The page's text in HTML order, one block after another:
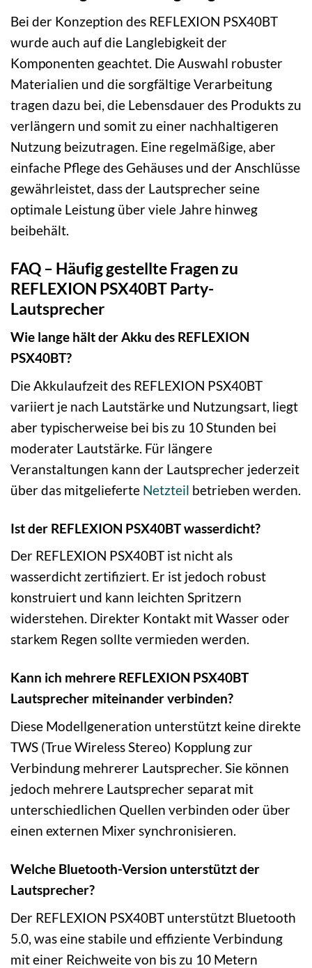
Bei der Konzeption des REFLEXION PSX40BT
wurde auch auf die Langlebigkeit der
Komponenten geachtet. Die Auswahl robuster
Materialien und die sorgfältige Verarbeitung
tragen dazu bei, die Lebensdauer des Produkts zu
verlängern und somit zu einer nachhaltigeren
Nutzung beizutragen. Eine regelmäßige, aber
einfache Pflege des Gehäuses und der Anschlüsse
gewährleistet, dass der Lautsprecher seine
optimale Leistung über viele Jahre hinweg
beibehält.
FAQ – Häufig gestellte Fragen zu
REFLEXION PSX40BT Party-
Lautsprecher
Wie lange hält der Akku des REFLEXION
PSX40BT?
Die Akkulaufzeit des REFLEXION PSX40BT
variiert je nach Lautstärke und Nutzungsart, liegt
aber typischerweise bei bis zu 10 Stunden bei
moderater Lautstärke. Für längere
Veranstaltungen kann der Lautsprecher jederzeit
über das mitgelieferte Netzteil betrieben werden.
Ist der REFLEXION PSX40BT wasserdicht?
Der REFLEXION PSX40BT ist nicht als
wasserdicht zertifiziert. Er ist jedoch robust
konstruiert und kann leichten Spritzern
widerstehen. Direkter Kontakt mit Wasser oder
starkem Regen sollte vermieden werden.
Kann ich mehrere REFLEXION PSX40BT
Lautsprecher miteinander verbinden?
Diese Modellgeneration unterstützt keine direkte
TWS (True Wireless Stereo) Kopplung zur
Verbindung mehrerer Lautsprecher. Sie können
jedoch mehrere Lautsprecher separat mit
unterschiedlichen Quellen verbinden oder über
einen externen Mixer synchronisieren.
Welche Bluetooth-Version unterstützt der
Lautsprecher?
Der REFLEXION PSX40BT unterstützt Bluetooth
5.0, was eine stabile und effiziente Verbindung
mit einer Reichweite von bis zu 10 Metern